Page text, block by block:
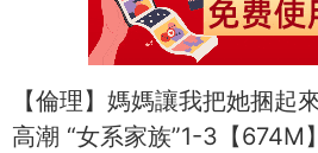
【倫理】媽媽讓我把她捆起
高潮 “女系家族”1-3【674M】